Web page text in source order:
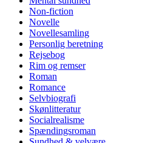
Non-fiction
Novelle
Novellesamling
Personlig beretning
Rejsebog
Rim og remser
Roman
Romance
Selvbiografi
Skønlitteratur
Socialrealisme
Spændingsroman